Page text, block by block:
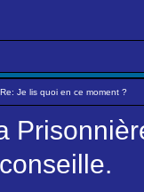
Re: Je lis quoi en ce moment ?